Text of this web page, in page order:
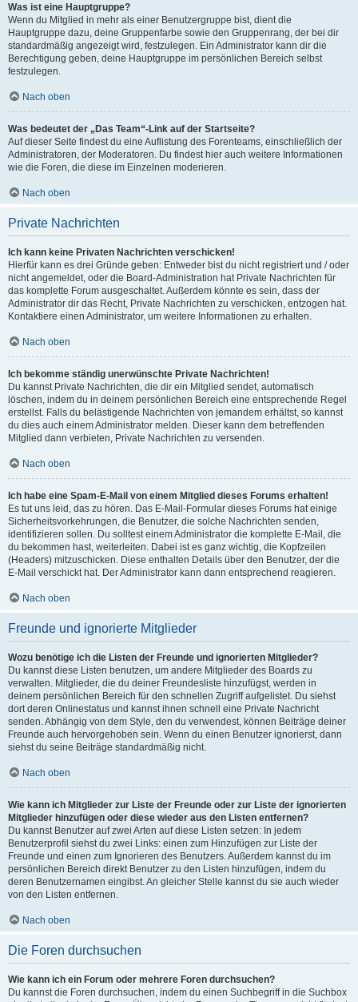
Was ist eine Hauptgruppe?
Wenn du Mitglied in mehr als einer Benutzergruppe bist, dient die
Hauptgruppe dazu, deine Gruppenfarbe sowie den Gruppenrang, der bei dir
standardmäßig angezeigt wird, festzulegen. Ein Administrator kann dir die
Berechtigung geben, deine Hauptgruppe im persönlichen Bereich selbst
festzulegen.
Nach oben
Was bedeutet der „Das Team“-Link auf der Startseite?
Auf dieser Seite findest du eine Auflistung des Forenteams, einschließlich der
Administratoren, der Moderatoren. Du findest hier auch weitere Informationen
wie die Foren, die diese im Einzelnen moderieren.
Nach oben
Private Nachrichten
Ich kann keine Privaten Nachrichten verschicken!
Hierfür kann es drei Gründe geben: Entweder bist du nicht registriert und / oder
nicht angemeldet, oder die Board-Administration hat Private Nachrichten für
das komplette Forum ausgeschaltet. Außerdem könnte es sein, dass der
Administrator dir das Recht, Private Nachrichten zu verschicken, entzogen hat.
Kontaktiere einen Administrator, um weitere Informationen zu erhalten.
Nach oben
Ich bekomme ständig unerwünschte Private Nachrichten!
Du kannst Private Nachrichten, die dir ein Mitglied sendet, automatisch
löschen, indem du in deinem persönlichen Bereich eine entsprechende Regel
erstellst. Falls du belästigende Nachrichten von jemandem erhältst, so kannst
du dies auch einem Administrator melden. Dieser kann dem betreffenden
Mitglied dann verbieten, Private Nachrichten zu versenden.
Nach oben
Ich habe eine Spam-E-Mail von einem Mitglied dieses Forums erhalten!
Es tut uns leid, das zu hören. Das E-Mail-Formular dieses Forums hat einige
Sicherheitsvorkehrungen, die Benutzer, die solche Nachrichten senden,
identifizieren sollen. Du solltest einem Administrator die komplette E-Mail, die
du bekommen hast, weiterleiten. Dabei ist es ganz wichtig, die Kopfzeilen
(Headers) mitzuschicken. Diese enthalten Details über den Benutzer, der die
E-Mail verschickt hat. Der Administrator kann dann entsprechend reagieren.
Nach oben
Freunde und ignorierte Mitglieder
Wozu benötige ich die Listen der Freunde und ignorierten Mitglieder?
Du kannst diese Listen benutzen, um andere Mitglieder des Boards zu
verwalten. Mitglieder, die du deiner Freundesliste hinzufügst, werden in
deinem persönlichen Bereich für den schnellen Zugriff aufgelistet. Du siehst
dort deren Onlinestatus und kannst ihnen schnell eine Private Nachricht
senden. Abhängig von dem Style, den du verwendest, können Beiträge deiner
Freunde auch hervorgehoben sein. Wenn du einen Benutzer ignorierst, dann
siehst du seine Beiträge standardmäßig nicht.
Nach oben
Wie kann ich Mitglieder zur Liste der Freunde oder zur Liste der ignorierten
Mitglieder hinzufügen oder diese wieder aus den Listen entfernen?
Du kannst Benutzer auf zwei Arten auf diese Listen setzen: In jedem
Benutzerprofil siehst du zwei Links: einen zum Hinzufügen zur Liste der
Freunde und einen zum Ignorieren des Benutzers. Außerdem kannst du im
persönlichen Bereich direkt Benutzer zu den Listen hinzufügen, indem du
deren Benutzernamen eingibst. An gleicher Stelle kannst du sie auch wieder
von den Listen entfernen.
Nach oben
Die Foren durchsuchen
Wie kann ich ein Forum oder mehrere Foren durchsuchen?
Du kannst die Foren durchsuchen, indem du einen Suchbegriff in die Suchbox